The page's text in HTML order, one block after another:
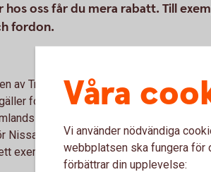
oss får du mera rabatt. Till
fordon.
av Tre Kronor (ett bolag som ägs av
fordonsförsäkringar. Tre Kronor
Sparbank är försäkringsförmedlare.
Nissan; bilförsäkringen vi erbjuder kan
exempel.
Våra
Vi använder nödvändiga
webbplatsen ska fungera för
förbättrar din upplevelse: